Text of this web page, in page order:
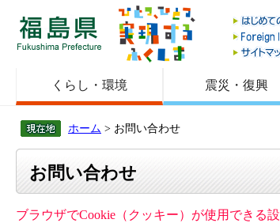
福島県
くらし・環境 震災・復興
ホーム > お問い合わせ
お問い合わせ
ブラウザでCookie（クッキー）が使用できる